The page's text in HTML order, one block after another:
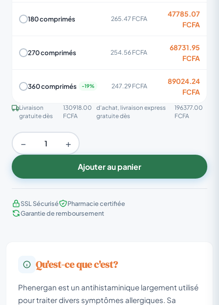
180 comprimés 265.47 FCFA
47785.07
FCFA
270 comprimés 254.56 FCFA
68731.95
FCFA
360 comprimés 247.29 FCFA
89024.24
FCFA
Livraison
gratuite dès
130918.00
FCFA
d'achat, livraison express
gratuite dès
196377.00
FCFA
− +
Ajouter au panier
SSL Sécurisé
Pharmacie certifiée
Garantie de remboursement
Qu'est-ce que c'est?
Phenergan est un antihistaminique largement utilisé
pour traiter divers symptômes allergiques. Sa